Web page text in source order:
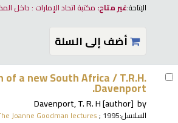
الإتاحة:غير متاح: مكتبة اتحاد الإمارات : داخل
أضف إلى السلة
of a new South Africa /T.R.H.
Davenport.
by
Davenport, T. R. H[author]
السلاسل: Joanne Goodman lectures; 1995